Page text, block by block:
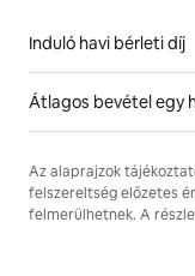
Induló havi bérleti díj
Átlagos bevétel egy
Az alaprajzok
felszereltség előzetes
felmerülhetnek. A